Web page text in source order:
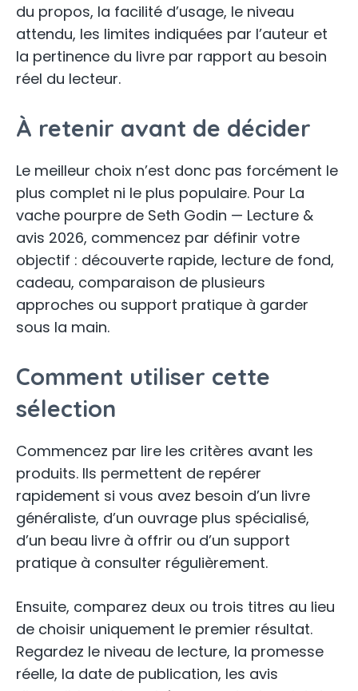
du propos, la facilité d’usage, le niveau
attendu, les limites indiquées par l’auteur et
la pertinence du livre par rapport au besoin
réel du lecteur.
À retenir avant de décider
Le meilleur choix n’est donc pas forcément le
plus complet ni le plus populaire. Pour La
vache pourpre de Seth Godin — Lecture &
avis 2026, commencez par définir votre
objectif : découverte rapide, lecture de fond,
cadeau, comparaison de plusieurs
approches ou support pratique à garder
sous la main.
Comment utiliser cette
sélection
Commencez par lire les critères avant les
produits. Ils permettent de repérer
rapidement si vous avez besoin d’un livre
généraliste, d’un ouvrage plus spécialisé,
d’un beau livre à offrir ou d’un support
pratique à consulter régulièrement.
Ensuite, comparez deux ou trois titres au lieu
de choisir uniquement le premier résultat.
Regardez le niveau de lecture, la promesse
réelle, la date de publication, les avis